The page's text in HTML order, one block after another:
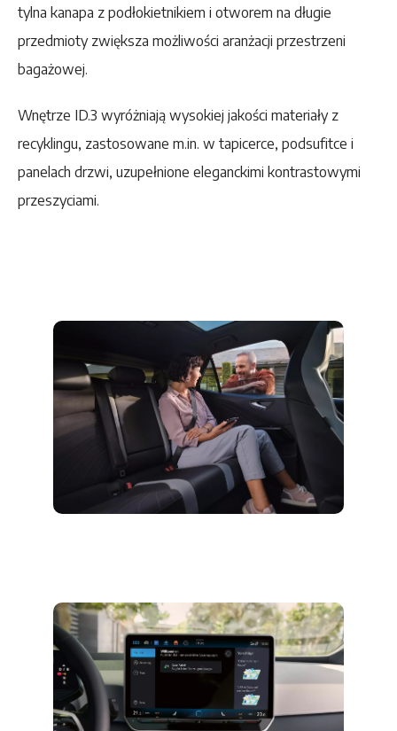
tylna kanapa z podłokietnikiem i otworem na długie
przedmioty zwiększa możliwości aranżacji przestrzeni
bagażowej.
Wnętrze ID.3 wyróżniają wysokiej jakości materiały z
recyklingu, zastosowane m.in. w tapicerce, podsufitce i
panelach drzwi, uzupełnione eleganckimi kontrastowymi
przeszyciami.